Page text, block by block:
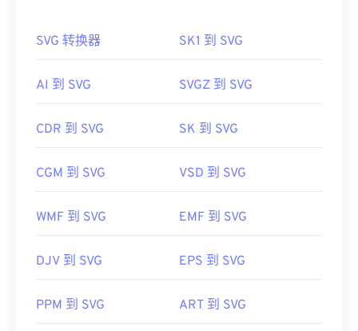
GIMP)、Adobe Photoshop和ACDSee也可用于打开
首次发行：1986年
https://www.file-extensions.org/tiff-file-extension
MicrosoftEdge）
中轻松打开。此外，由于 SVG 是
与 XML 相关的文本。
保先安装 Adob​​e Creative Suite 的 SVG Kit
可。借助一些在线工具，您可以转换 SVG 文件。要
SVG 转 PDF工具。要将矢量文件（例如 SVG 转
SVG 转换器 SK1 到 SVG
AI 到 SVG SVGZ 到 SVG
CDR 到 SVG SK 到 SVG
CGM 到 SVG VSD 到 SVG
WMF 到 SVG EMF 到 SVG
DJV 到 SVG EPS 到 SVG
PPM 到 SVG ART 到 SVG